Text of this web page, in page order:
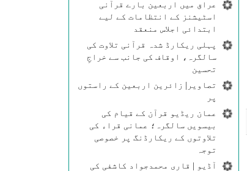
عراق میں اربعین بارے قرآنی
اسٹیشنز کے انتظامات کے لیے
ابتدائی اجلاس منعقد
پہلی ریکارڈ شدہ قرآنی تلاوت کی
سالگرہ، اوقاف کی جانب سے خراجِ
تحسین
تصاویر| زائرین اربعین کے راستوں
پر
عمان ریڈیو قرآن کے قیام کی
بیسویں سالگرہ؛ عمانی قراء کی
تلاوتوں کے ریکارڈنگ پر خصوصی
توجہ
آڈیو | قاری محمدجواد کاشفی کی